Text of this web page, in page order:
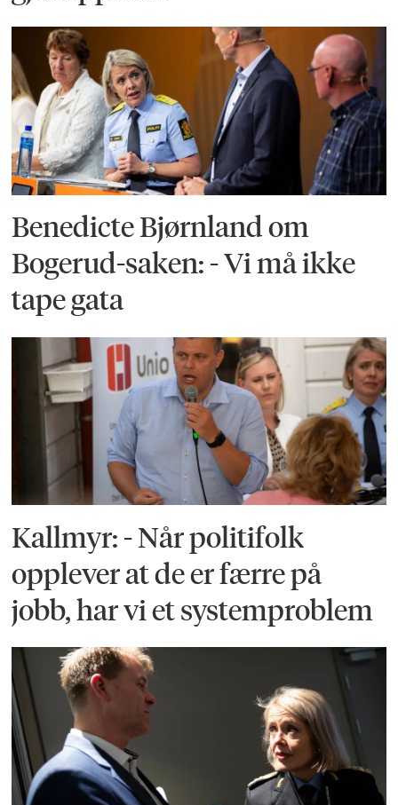
Benedicte Bjørnland om
Bogerud-saken: - Vi må ikke
tape gata
Kallmyr: - Når politifolk
opplever at de er færre på
jobb, har vi et systemproblem